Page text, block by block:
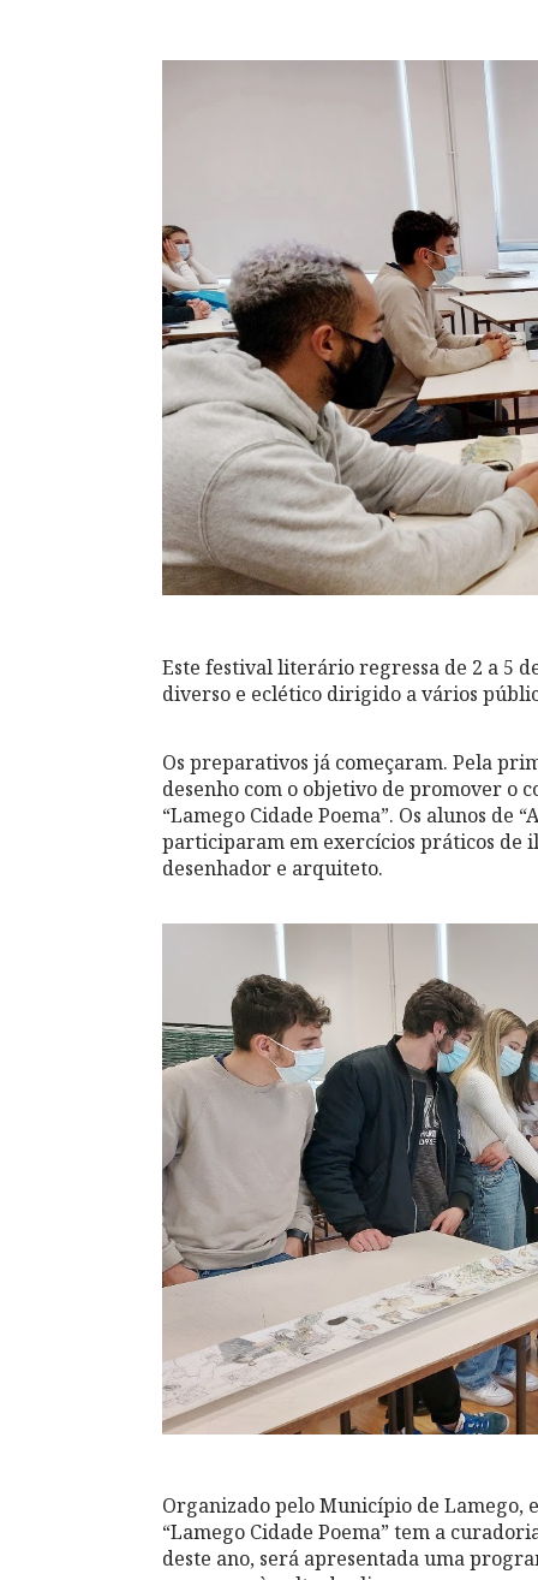
Este festival literário regressa de 2 a 5
diverso e eclético dirigido a vários
Os preparativos já começaram. Pela
desenho com o objetivo de promover o
“Lamego Cidade Poema”. Os alunos de
participaram em exercícios práticos de
desenhador e arquiteto.
Organizado pelo Município de Lamego,
“Lamego Cidade Poema” tem a
deste ano, será apresentada uma